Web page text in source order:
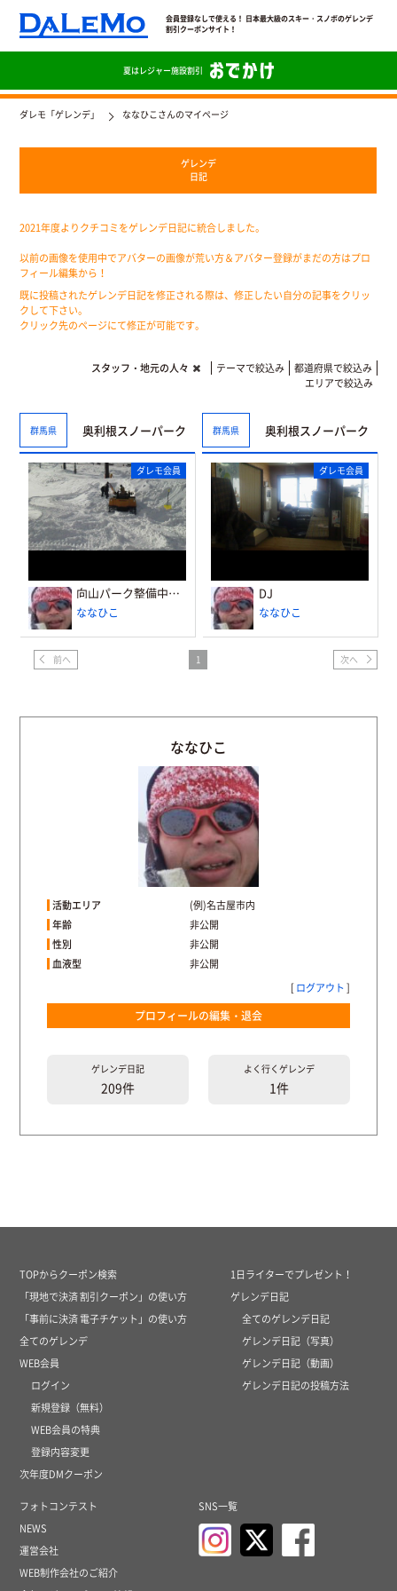
会員登録なしで使える！ 日本最大級のスキー・スノボのゲレンデ
割引クーポンサイト！
夏はレジャー施設割引
ダレモ「ゲレンデ」 ななひこさんのマイページ
ゲレンデ
日記
2021年度よりクチコミをゲレンデ日記に統合しました。
以前の画像を使用中でアバターの画像が荒い方＆アバター登録がまだの方はプロ
フィール編集から！
既に投稿されたゲレンデ日記を修正される際は、修正したい自分の記事をクリッ
クして下さい。
クリック先のページにて修正が可能です。
スタッフ・地元の人々 テーマで絞込み
都道府県で絞込み
エリアで絞込み
群馬県 奥利根スノーパーク
ダレモ会員
向山パーク整備中（１）
ななひこ
群馬県 奥利根スノーパーク
ダレモ会員
DJ
ななひこ
前へ 1 次へ
ななひこ
活動エリア
(例)名古屋市内
年齢
非公開
性別
非公開
血液型
非公開
[ログアウト]
プロフィールの編集・退会
ゲレンデ日記
209件
よく行く ゲレンデ
1件
TOPからクーポン検索
「現地で決済 割引クーポン」の使い方
「事前に決済 電子チケット」の使い方
全てのゲレンデ
WEB会員
ログイン
新規登録（無料）
WEB会員の特典
登録内容変更
次年度DMクーポン
1日ライターでプレゼント！
ゲレンデ日記
全てのゲレンデ日記
ゲレンデ日記（写真）
ゲレンデ日記（動画）
ゲレンデ日記の投稿方法
フォトコンテスト
NEWS
運営会社
WEB制作会社のご紹介
SNS一覧